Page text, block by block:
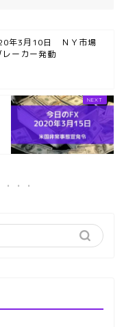
年3月10日 ＮＹ市場
ーカー発動